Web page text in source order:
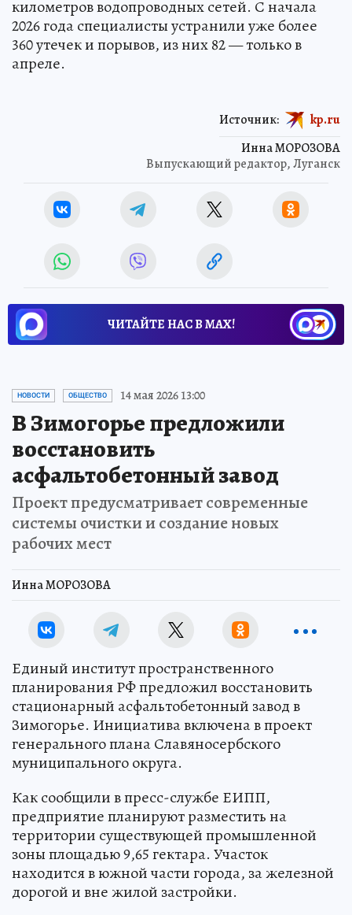
километров водопроводных сетей. С начала
2026 года специалисты устранили уже более
360 утечек и порывов, из них 82 — только в
апреле.
Инна МОРОЗОВА
Выпускающий редактор, Луганск
Источник: kp.ru
ЧИТАЙТЕ НАС В МАХ!
НОВОСТИ ОБЩЕСТВО 14 мая 2026 13:00
В Зимогорье предложили
восстановить
асфальтобетонный завод
Проект предусматривает современные
системы очистки и создание новых
рабочих мест
Инна МОРОЗОВА
Единый институт пространственного
планирования РФ предложил восстановить
стационарный асфальтобетонный завод в
Зимогорье. Инициатива включена в проект
генерального плана Славяносербского
муниципального округа.
Как сообщили в пресс-службе ЕИПП,
предприятие планируют разместить на
территории существующей промышленной
зоны площадью 9,65 гектара. Участок
находится в южной части города, за железной
дорогой и вне жилой застройки.